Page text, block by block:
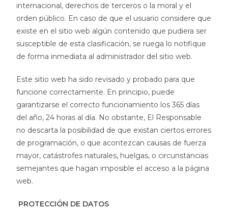
internacional, derechos de terceros o la moral y el
orden público. En caso de que el usuario considere que
existe en el sitio web algún contenido que pudiera ser
susceptible de esta clasificación, se ruega lo notifique
de forma inmediata al administrador del sitio web.
Este sitio web ha sido revisado y probado para que
funcione correctamente. En principio, puede
garantizarse el correcto funcionamiento los 365 días
del año, 24 horas al día. No obstante, El Responsable
no descarta la posibilidad de que existan ciertos errores
de programación, o que acontezcan causas de fuerza
mayor, catástrofes naturales, huelgas, o circunstancias
semejantes que hagan imposible el acceso a la página
web.
PROTECCIÓN DE DATOS